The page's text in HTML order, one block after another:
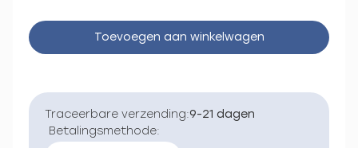
Toevoegen aan winkelwagen
Traceerbare verzending:9-21 dagen
Betalingsmethode: